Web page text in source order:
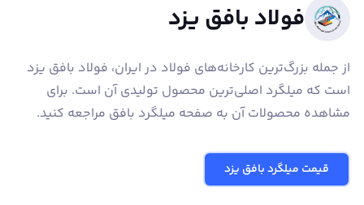
فولاد بافق یزد
از جمله بزرگ‌ترین کارخانه‌های فولاد در ایران، فولاد بافق یزد
است که میلگرد اصلی‌ترین محصول تولیدی آن است. برای
مشاهده محصولات آن به صفحه میلگرد بافق مراجعه کنید.
قیمت میلگرد بافق یزد